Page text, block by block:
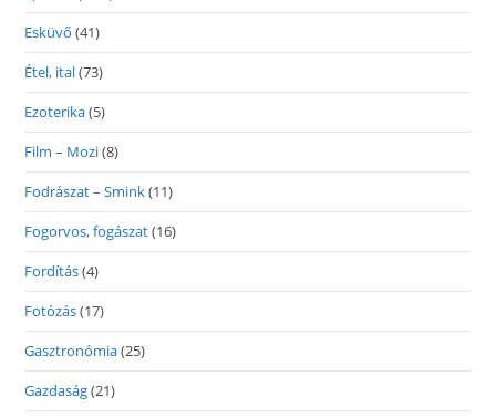
Esküvő (41)
Étel, ital(73)
Ezoterika(5)
Film – Mozi(8)
Fodrászat – Smink(11)
Fogorvos, fogászat(16)
Fordítás(4)
Fotózás(17)
Gasztronómia(25)
Gazdaság(21)